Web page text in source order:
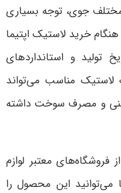
مختلف جوی، توجه بسیاری
خرید لاستیک اپتیما
تولید و استانداردهای
لاستیک مناسب می‌تواند
و مصرف سوخت داشته
فروشگاه‌های معتبر لوازم
این محصول را